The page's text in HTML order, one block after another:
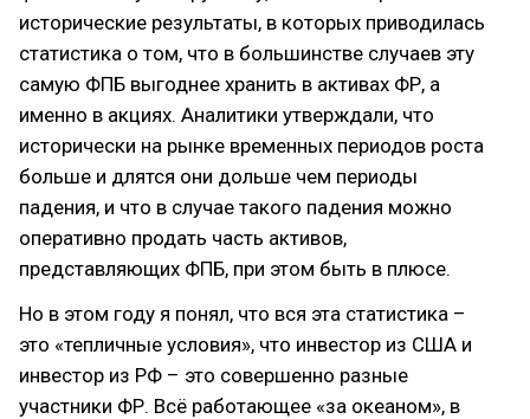
исторические результаты, в которых приводилась
статистика о том, что в большинстве случаев эту
самую ФПБ выгоднее хранить в активах ФР, а
именно в акциях. Аналитики утверждали, что
исторически на рынке временных периодов роста
больше и длятся они дольше чем периоды
падения, и что в случае такого падения можно
оперативно продать часть активов,
представляющих ФПБ, при этом быть в плюсе.
Но в этом году я понял, что вся эта статистика –
это «тепличные условия», что инвестор из США и
инвестор из РФ – это совершенно разные
участники ФР. Всё работающее «за океаном», в